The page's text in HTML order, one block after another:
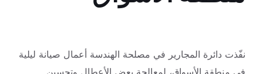
نفّذت دائرة المجارير في مصلحة الهندسة أعمال صيانة ليلية